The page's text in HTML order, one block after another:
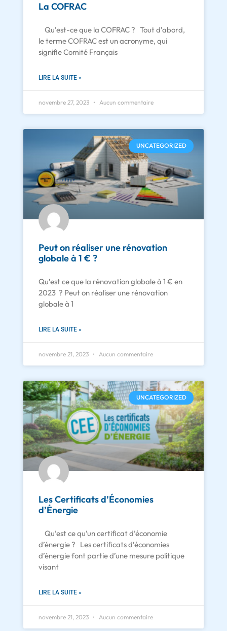
La COFRAC
Qu’est-ce que la COFRAC ? Tout d’abord,
le terme COFRAC est un acronyme, qui
signifie Comité Français
LIRE LA SUITE »
novembre 27, 2023 Aucun commentaire
UNCATEGORIZED
Peut on réaliser une rénovation
globale à 1 € ?
Qu’est ce que la rénovation globale à 1 € en
2023 ? Peut on réaliser une rénovation
globale à 1
LIRE LA SUITE »
novembre 21, 2023 Aucun commentaire
UNCATEGORIZED
Les Certificats d’Économies
d’Énergie
Qu’est ce qu’un certificat d’économie
d’énergie ? Les certificats d’économies
d’énergie font partie d’une mesure politique
visant
LIRE LA SUITE »
novembre 21, 2023 Aucun commentaire